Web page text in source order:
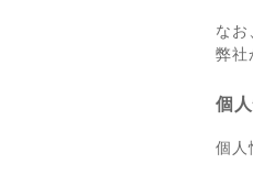
なお
弊社
個
個人